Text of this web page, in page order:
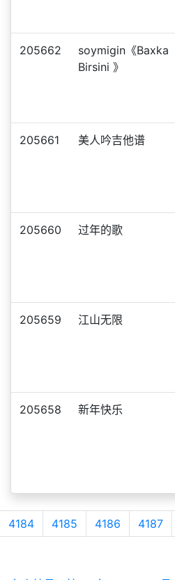
205662
soymigin《Baxka
Birsini 》
205661 美人吟吉他谱
205660 过年的歌
205659 江山无限
205658 新年快乐
4184 4185 4186 4187